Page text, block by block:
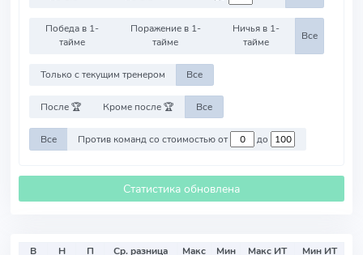
Победа в 1-
тайме
Поражение в 1-
тайме
Ничья в 1-
тайме
Все
Только с текущим тренером Все
После 🏆 Кроме после 🏆 Все
Все Против команд со стоимостью от до
Статистика обновлена
В Н П Ср. разница Макс Мин Макс ИТ
Мин ИТ